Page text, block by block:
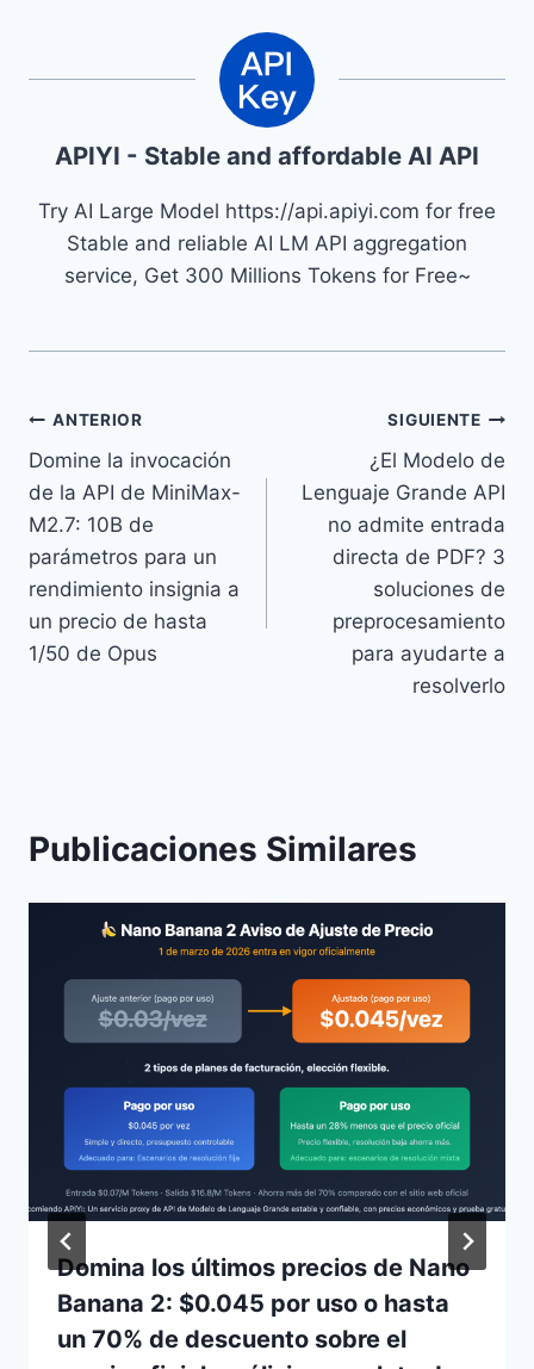
APIYI - Stable and affordable AI API
Try AI Large Model https://api.apiyi.com for free
Stable and reliable AI LM API aggregation
service, Get 300 Millions Tokens for Free~
Navegación
de
entradas
ANTERIOR
Domine la invocación
de la API de MiniMax-
M2.7: 10B de
parámetros para un
rendimiento insignia a
un precio de hasta
1/50 de Opus
SIGUIENTE
¿El Modelo de
Lenguaje Grande API
no admite entrada
directa de PDF? 3
soluciones de
preprocesamiento
para ayudarte a
resolverlo
Publicaciones Similares
Domina los últimos precios de Nano
Banana 2: $0.045 por uso o hasta
un 70% de descuento sobre el